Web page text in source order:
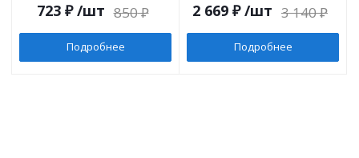
723₽ /шт 850₽
Подробнее
2 669 ₽ /шт 3 140₽
Подробнее